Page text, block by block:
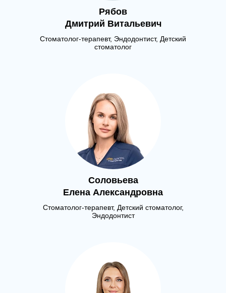
Рябов
Дмитрий Витальевич
Стоматолог-терапевт, Эндодонтист, Детский
стоматолог
Соловьева
Елена Александровна
Стоматолог-терапевт, Детский стоматолог,
Эндодонтист